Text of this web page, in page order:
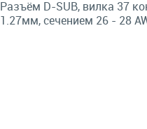
Разъём D-SUB, вилка 37
1.27мм, сечением 26 - 28